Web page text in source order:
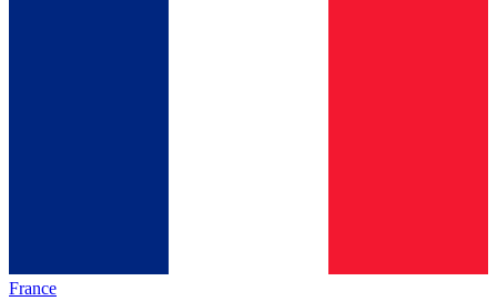
France